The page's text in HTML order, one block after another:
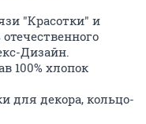
"Красотки" и
Дизайн.
100% хлопок
для декора, кольцо-